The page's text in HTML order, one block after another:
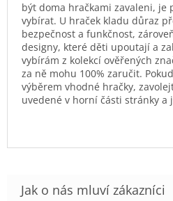
být doma hračkami zavaleni, je
vybírat. U hraček kladu důraz
bezpečnost a funkčnost,
designy, které děti upoutají a
vybírám z kolekcí ověřených
za ně mohu 100% zaručit.
výběrem vhodné hračky,
uvedené v horní části stránky a